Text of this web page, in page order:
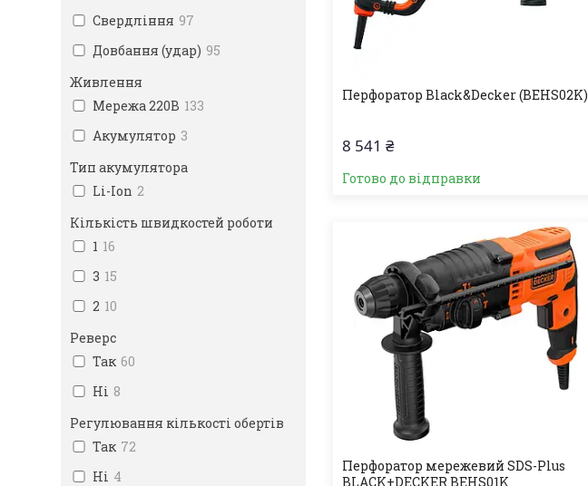
Перфоратор Black&Decker (BEHS02K)
8 541 ₴
Готово до відправки
Перфоратор мережевий SDS-Plus
BLACK+DECKER BEHS01K
Свердління 97
Довбання (удар) 95
Живлення
Мережа 220В 133
Акумулятор 3
Тип акумулятора
Li-Ion 2
Кількість швидкостей роботи
1 16
3 15
2 10
Реверс
Так 60
Ні 8
Регулювання кількості обертів
Так 72
Ні 4